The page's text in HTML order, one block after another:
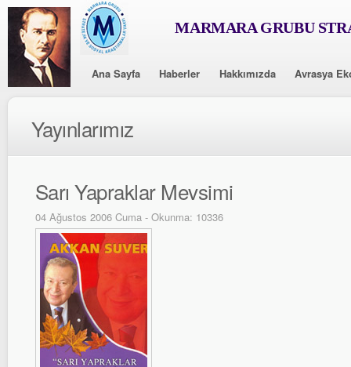
MARMARA GRUBU
Ana Sayfa Haberler Hakkımızda Avrasya
Yayınlarımız
Sarı Yapraklar Mevsimi
04 Ağustos 2006 Cuma - Okunma: 10336